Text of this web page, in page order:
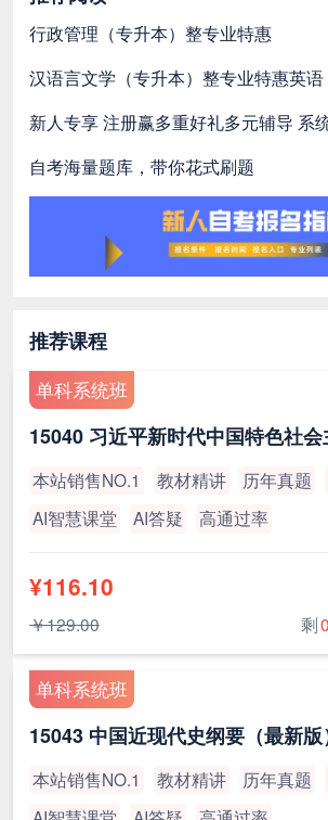
行政管理（专升本）整专业特惠
汉语言文学（专升本）整专业特惠英语
新人专享 注册赢多重好礼多元辅导 系
自考海量题库，带你花式刷题
推荐课程
单科系统班
本站销售NO.1 教材精讲 历年真题
AI智慧课堂
AI答疑 高通过率
¥116.10
￥129.00 剩0
单科系统班
15043 中国近现代史纲要（最新版
本站销售NO.1 教材精讲 历年真题